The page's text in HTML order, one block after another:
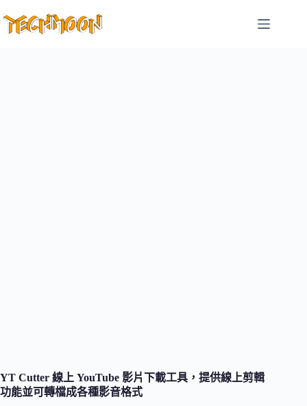
至
YT Cutter 線上 YouTube 影片下載工具，提供線上剪輯
功能並可轉檔成各種影音格式